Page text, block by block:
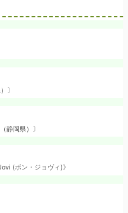
〕
静岡県）〕
(ボン・ジョヴィ)》